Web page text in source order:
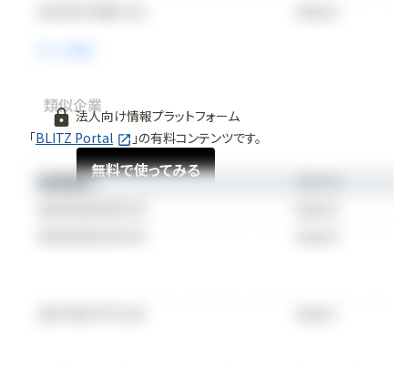
法人向け情報プラットフォーム
「BLITZ Portal 」の有料コンテンツです。
無料で使ってみる
類似企業